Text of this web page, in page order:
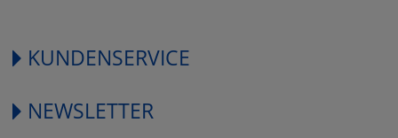
KUNDENSERVICE
NEWSLETTER